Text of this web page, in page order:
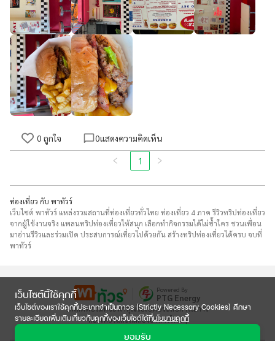
เว็บไซต์นี้ใช้คุกกี้
เว็บไซต์ของเราใช้คุกกี้ประเภทจำเป็นถาวร (Strictly Necessary Cookies) ศึกษา
รายละเอียดเพิ่มเติมเกี่ยวกับคุกกี้ของเว็บไซต์ได้ที่นโยบายคุกกี้
ยอมรับ
0 ถูกใจ 0แสดงความคิดเห็น
1
ท่องเที่ยว กับ พาทัวร์
เว็บไซต์ พาทัวร์ แหล่งรวมสถานที่ท่องเที่ยวทั่วไทย ท่องเที่ยว 4 ภาค รีวิวทริปท่องเที่ยว
จากผู้ใช้งานจริง แพลนทริปท่องเที่ยวให้สนุก เลือกทำกิจกรรมได้ไม่ซ้ำใคร ชวนเพื่อน
มาอ่านรีวิวและร่วมเปิด ประสบการณ์เที่ยวไปด้วยกัน สร้างทริปท่องเที่ยวได้ครบ จบที่
พาทัวร์
Powered By
PTG Energy
แพลตฟอร์มที่จะพาคุณไปเปิดประสบการณ์การ
ท่องเที่ยวและลิ้มลองอาหารใหม่ๆ